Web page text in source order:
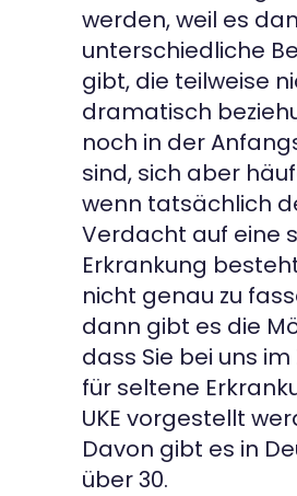
werden, weil es
unterschiedliche
gibt, die teilweise
dramatisch
noch in der
sind, sich aber
wenn tatsächlich
Verdacht auf eine
Erkrankung
nicht genau zu
dann gibt es die
dass Sie bei uns
für seltene
UKE vorgestellt
Davon gibt es in
über 30.